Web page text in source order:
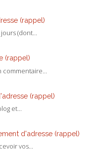
(rappel)
(dont...
(rappel)
(rappel)
et...
d'adresse (rappel)
vos...